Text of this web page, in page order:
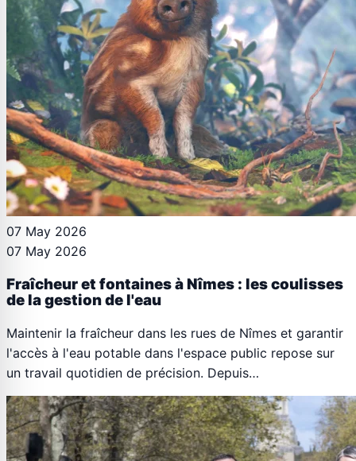
07 May 2026
07 May 2026
Fraîcheur et fontaines à Nîmes : les coulisses
de la gestion de l'eau
Maintenir la fraîcheur dans les rues de Nîmes et garantir
l'accès à l'eau potable dans l'espace public repose sur
un travail quotidien de précision. Depuis…